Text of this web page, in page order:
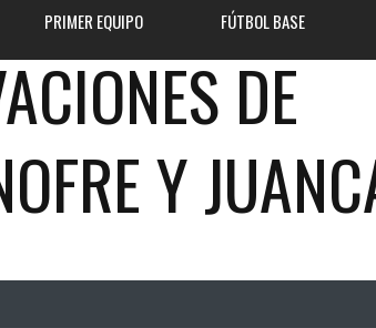
PRIMER EQUIPO FÚTBOL BASE
DE
Y